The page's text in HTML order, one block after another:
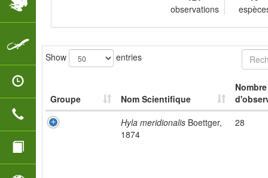
observations
Show entries
Groupe Nom Scientifique
Nombre
Hyla meridionalis Boettger,
1874
28